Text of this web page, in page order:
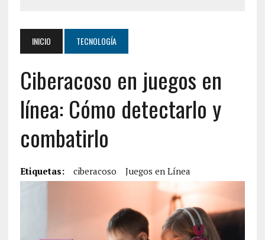
INICIO TECNOLOGÍA
Ciberacoso en juegos en
línea: Cómo detectarlo y
combatirlo
Etiquetas: ciberacoso Juegos en Línea